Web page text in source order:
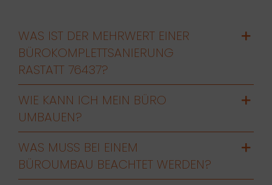
WAS IST DER MEHRWERT EINER
BÜROKOMPLETTSANIERUNG
RASTATT 76437?
WIE KANN ICH MEIN BÜRO
UMBAUEN?
WAS MUSS BEI EINEM
BÜROUMBAU BEACHTET WERDEN?